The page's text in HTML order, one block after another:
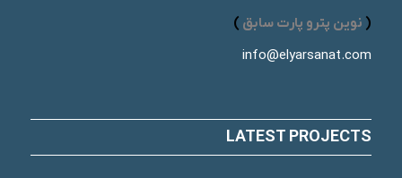
( نوین پترو پارت سابق )
info@elyarsanat.com
LATEST PROJECTS